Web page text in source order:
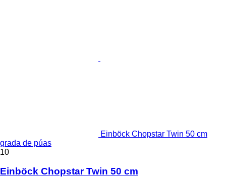
Einböck Chopstar Twin 50 cm
grada de púas
10
Einböck Chopstar Twin 50 cm